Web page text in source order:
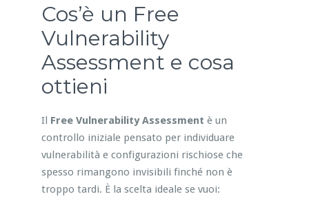
Cos’è un Free
Vulnerability
Assessment e cosa
ottieni
Il Free Vulnerability Assessment è un
controllo iniziale pensato per individuare
vulnerabilità e configurazioni rischiose che
spesso rimangono invisibili finché non è
troppo tardi. È la scelta ideale se vuoi: